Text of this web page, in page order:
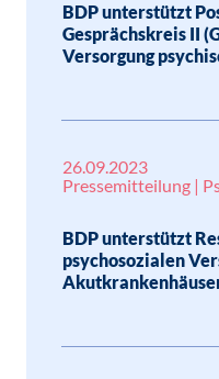
BDP unterstützt
Gesprächskreis II
Versorgung
26.09.2023
Pressemitteilung |
BDP unterstützt
psychosozialen